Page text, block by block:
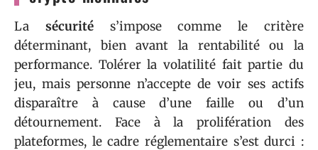
La sécurités’impose comme le critère
déterminant, bien avant la rentabilité ou la
performance. Tolérer la volatilité fait partie du
jeu, mais personne n’accepte de voir ses actifs
disparaître à cause d’une faille ou d’un
détournement. Face à la prolifération des
plateformes, le cadre réglementaire s’est durci :